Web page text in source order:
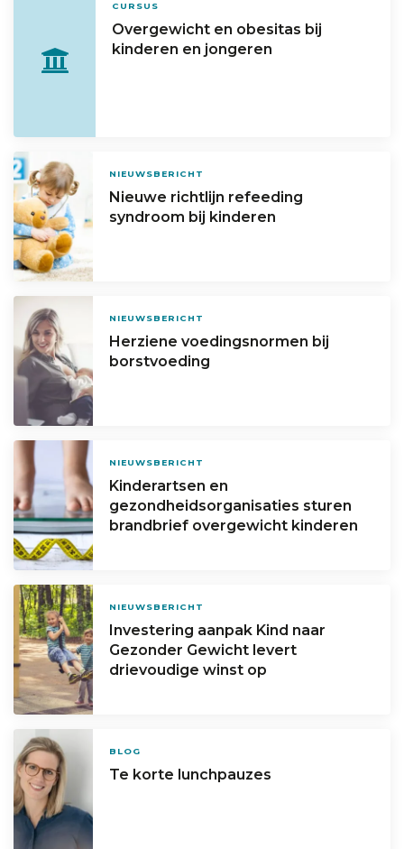
CURSUS
Overgewicht en obesitas bij
kinderen en jongeren
NIEUWSBERICHT
Nieuwe richtlijn refeeding
syndroom bij kinderen
NIEUWSBERICHT
Herziene voedingsnormen bij
borstvoeding
NIEUWSBERICHT
Kinderartsen en
gezondheidsorganisaties sturen
brandbrief overgewicht kinderen
NIEUWSBERICHT
Investering aanpak Kind naar
Gezonder Gewicht levert
drievoudige winst op
BLOG
Te korte lunchpauzes